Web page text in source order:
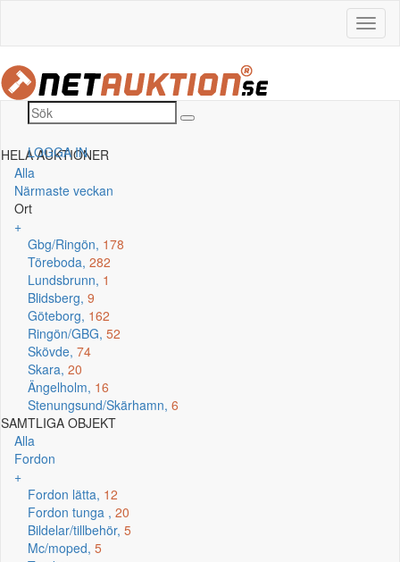
LOGGA IN
HELA AUKTIONER
Alla
Närmaste veckan
Ort
+
Gbg/Ringön, 178
Töreboda, 282
Lundsbrunn, 1
Blidsberg, 9
Göteborg, 162
Ringön/GBG, 52
Skövde, 74
Skara, 20
Ängelholm, 16
Stenungsund/Skärhamn, 6
SAMTLIGA OBJEKT
Alla
Fordon
+
Fordon lätta, 12
Fordon tunga , 20
Bildelar/tillbehör, 5
Mc/moped, 5